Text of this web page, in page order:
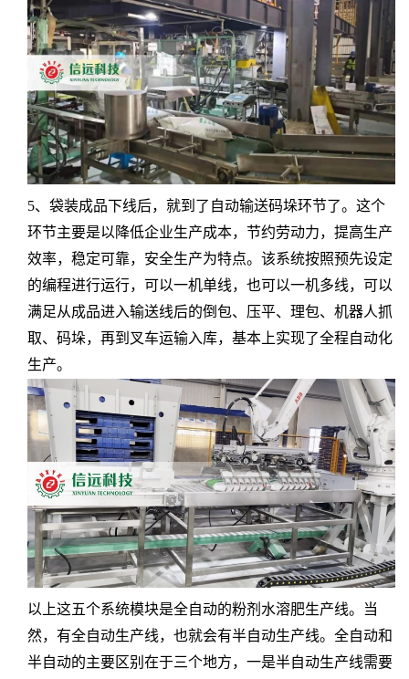
5、袋装成品下线后，就到了自动输送码垛环节了。这个
环节主要是以降低企业生产成本，节约劳动力，提高生产
效率，稳定可靠，安全生产为特点。该系统按照预先设定
的编程进行运行，可以一机单线，也可以一机多线，可以
满足从成品进入输送线后的倒包、压平、理包、机器人抓
取、码垛，再到叉车运输入库，基本上实现了全程自动化
生产。
以上这五个系统模块是全自动的粉剂水溶肥生产线。当
然，有全自动生产线，也就会有半自动生产线。全自动和
半自动的主要区别在于三个地方，一是半自动生产线需要